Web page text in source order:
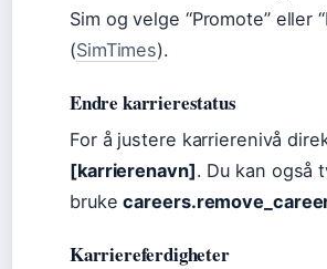
Sim og velge “Promote” eller
(SimTimes).
Endre karrierestatus
For å justere karrierenivå
[karrierenavn]. Du kan også
bruke
Karriereferdigheter